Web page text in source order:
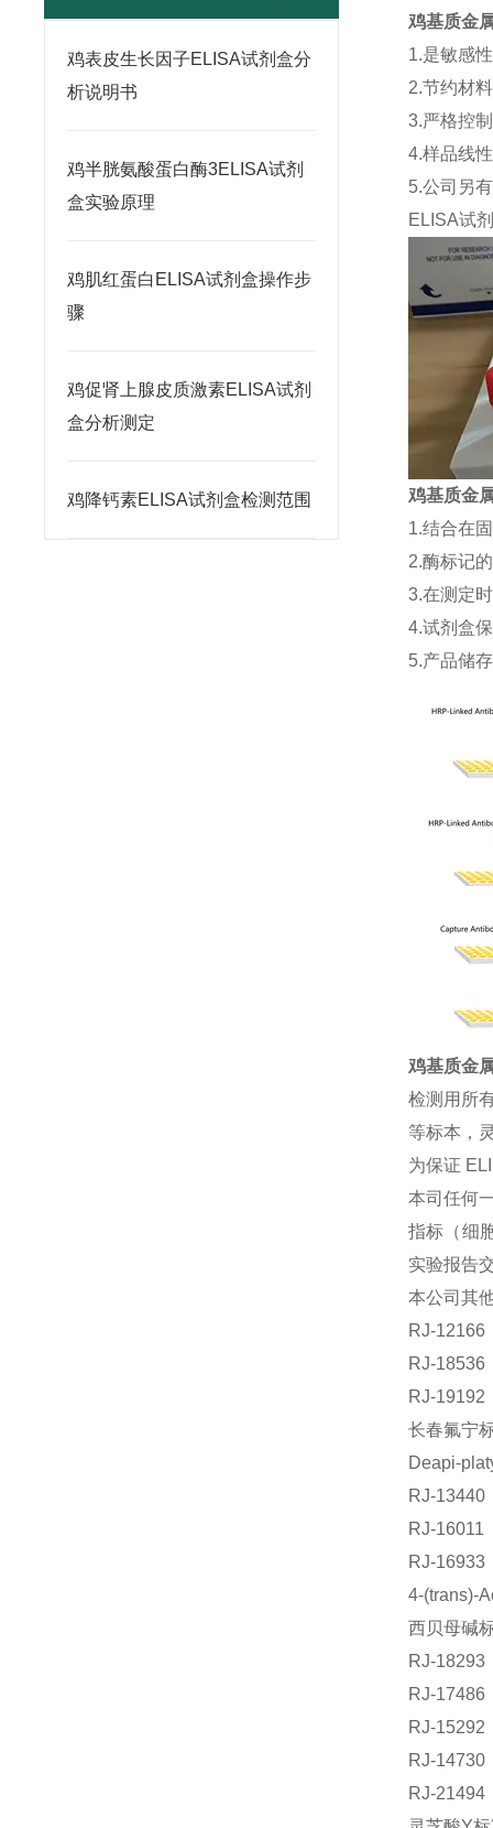
鸡表皮生长因子ELISA试剂盒分
析说明书
鸡半胱氨酸蛋白酶3ELISA试剂
盒实验原理
鸡肌红蛋白ELISA试剂盒操作步
骤
鸡促肾上腺皮质激素ELISA试剂
盒分析测定
鸡降钙素ELISA试剂盒检测范围
鸡基质金
1.是敏感
2.节约材
3.严格控
4.样品线
5.公司另
ELISA试
鸡基质金
1.结合在
2.酶标记
3.在测定
4.试剂盒
5.产品储
鸡基质金
检测用所
等标本，
为保证
本司任何
指标（细
实验报告
本公司其
RJ-
RJ-
RJ-
长春氟宁
Deapi-
RJ-
RJ-
RJ-
4-(trans)-
西贝母碱
RJ-
RJ-
RJ-
RJ-
RJ-